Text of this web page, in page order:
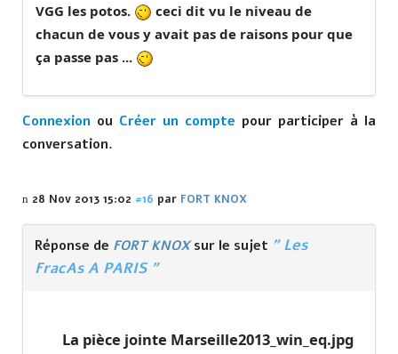
VGG les potos.
ceci dit vu le niveau de
chacun de vous y avait pas de raisons pour que
ça passe pas ...
Connexion ou Créer un compte pour participer à la
conversation.
28 Nov 2013 15:02 #16 par FORT KNOX
Réponse de FORT KNOXsur le sujet " Les
FracAs A PARIS "
La pièce jointe Marseille2013_win_eq.jpg